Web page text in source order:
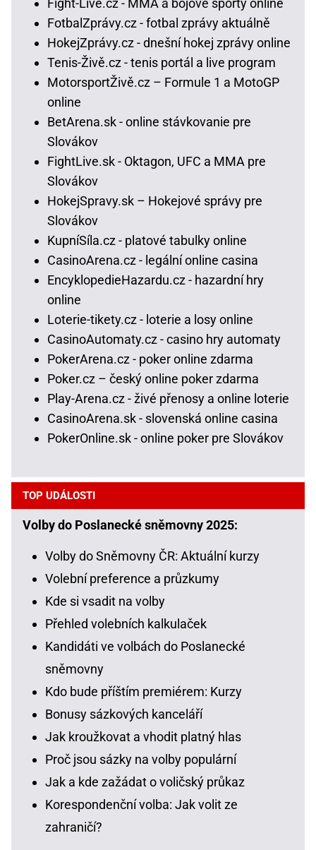
FotbalZprávy.cz - fotbal zprávy aktuálně
HokejZprávy.cz - dnešní hokej zprávy online
Tenis-Živě.cz - tenis portál a live program
MotorsportŽivě.cz – Formule 1 a MotoGP
online
BetArena.sk - online stávkovanie pre
Slovákov
FightLive.sk - Oktagon, UFC a MMA pre
Slovákov
HokejSpravy.sk – Hokejové správy pre
Slovákov
KupníSíla.cz - platové tabulky online
CasinoArena.cz - legální online casina
EncyklopedieHazardu.cz - hazardní hry
online
Loterie-tikety.cz - loterie a losy online
CasinoAutomaty.cz - casino hry automaty
PokerArena.cz - poker online zdarma
Poker.cz – český online poker zdarma
Play-Arena.cz - živé přenosy a online loterie
CasinoArena.sk - slovenská online casina
PokerOnline.sk - online poker pre Slovákov
TOP UDÁLOSTI
Volby do Poslanecké sněmovny 2025:
Volby do Sněmovny ČR: Aktuální kurzy
Volební preference a průzkumy
Kde si vsadit na volby
Přehled volebních kalkulaček
Kandidáti ve volbách do Poslanecké
sněmovny
Kdo bude příštím premiérem: Kurzy
Bonusy sázkových kanceláří
Jak kroužkovat a vhodit platný hlas
Proč jsou sázky na volby populární
Jak a kde zažádat o voličský průkaz
Korespondenční volba: Jak volit ze
zahraničí?